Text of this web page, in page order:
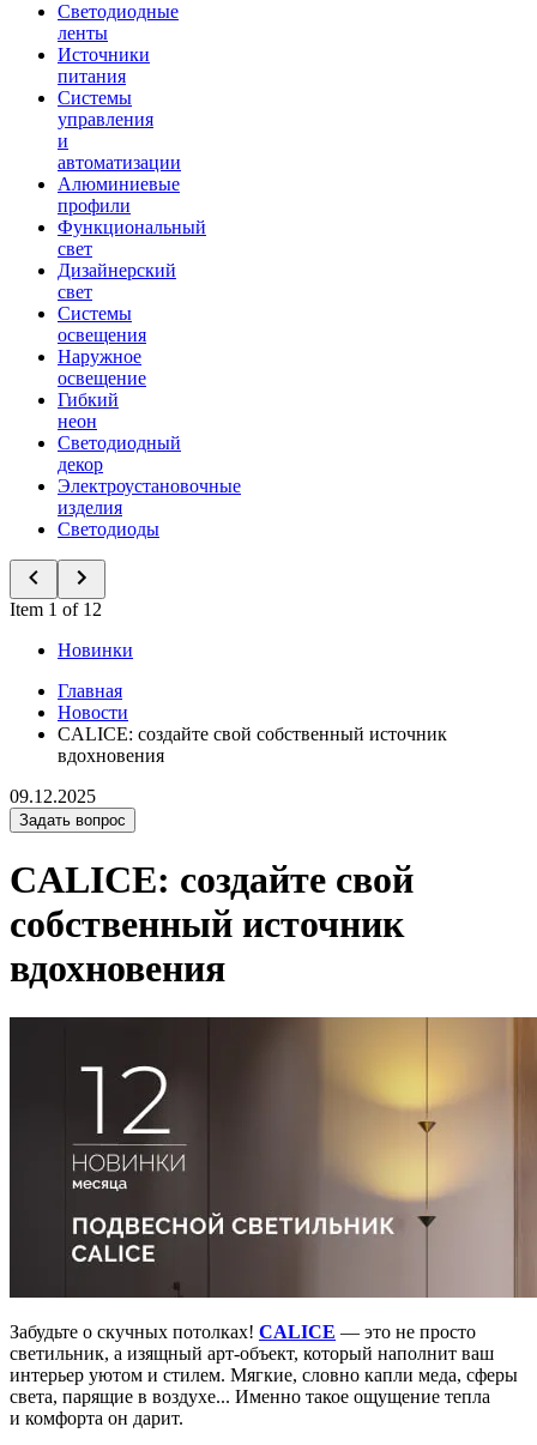
Светодиодные
ленты
Источники
питания
Системы
управления
и
автоматизации
Алюминиевые
профили
Функциональный
свет
Дизайнерский
свет
Системы
освещения
Наружное
освещение
Гибкий
неон
Светодиодный
декор
Электроустановочные
изделия
Светодиоды
Item 1 of 12
Новинки
Главная
Новости
CALICE: создайте свой собственный источник
вдохновения
09.12.2025
Задать вопрос
CALICE: создайте свой
собственный источник
вдохновения
Забудьте о скучных потолках! CALICE — это не просто
светильник, а изящный арт-объект, который наполнит ваш
интерьер уютом и стилем. Мягкие, словно капли меда, сферы
света, парящие в воздухе... Именно такое ощущение тепла
и комфорта он дарит.